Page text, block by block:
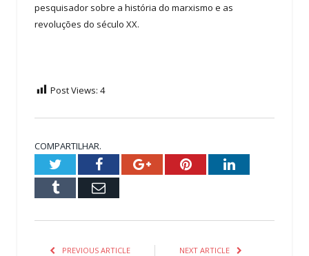
pesquisador sobre a história do marxismo e as
revoluções do século XX.
Post Views: 4
COMPARTILHAR.
TwitterFacebookGoogle+PinterestLinkedIn
Tumblr Email
PREVIOUS ARTICLE NEXT ARTICLE